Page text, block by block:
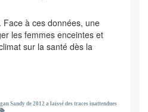
à ces données, une
les femmes enceintes et
sur la santé dès la
Sandy de 2012 a laissé des traces inattendues